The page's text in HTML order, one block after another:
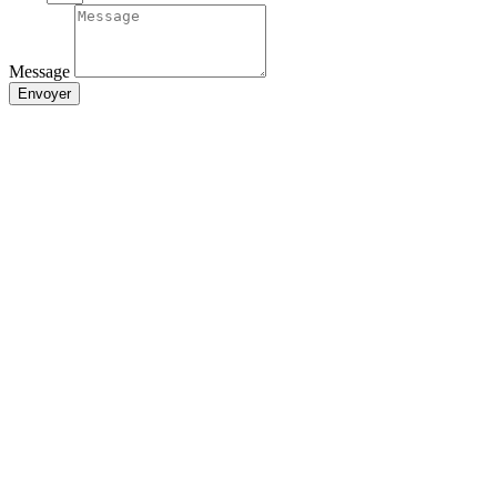
Message
Envoyer